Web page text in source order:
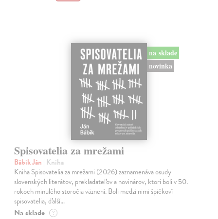
na sklade
novinka
Spisovatelia za mrežami
Bábik Ján | Kniha
Kniha Spisovatelia za mrežami (2026) zaznamenáva osudy
slovenských literátov, prekladateľov a novinárov, ktorí boli v 50.
rokoch minulého storočia väznení. Boli medzi nimi špičkoví
spisovatelia, ďalší…
Na sklade ?